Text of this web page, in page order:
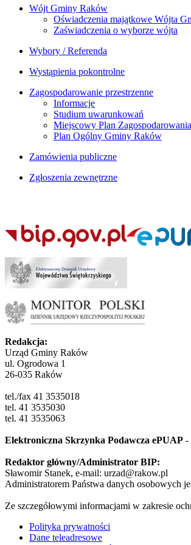
Wójt Gminy Raków
Oświadczenia majątkowe Wójta
Zaświadczenia o wyborze wójta
Wybory / Referenda
Wystąpienia pokontrolne
Zagospodarowanie przestrzenne
Informacje
Studium uwarunkowań
Miejscowy Plan
Plan Ogólny Gminy Raków
Zamówienia publiczne
Zgłoszenia zewnętrzne
Redakcja:
Urząd Gminy Raków
ul. Ogrodowa 1
26-035 Raków
tel./fax 41 3535018
tel. 41 3535030
tel. 41 3535063
Elektroniczna Skrzynka Podawcza ePUAP -
Redaktor główny/Administrator BIP:
Sławomir Stanek, e-mail: urzad@rakow.pl
Administratorem Państwa danych osobowych
Ze szczegółowymi informacjami w zakresie
Polityka prywatności
Dane teleadresowe